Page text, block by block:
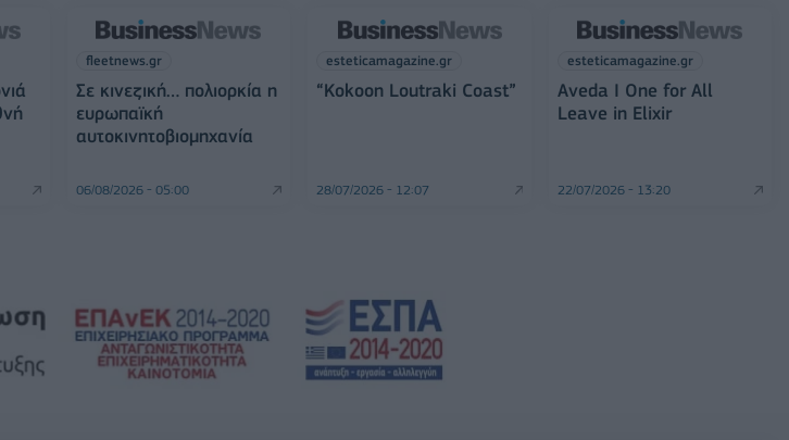
fleetnews.gr
Σε κινεζική… πολιορκία η
ευρωπαϊκή
αυτοκινητοβιομηχανία
06/08/2026 - 05:00
esteticamagazine.gr
“Kokoon Loutraki Coast”
28/07/2026 - 12:07
esteticamagazine.gr
Aveda I One for All
Leave in Elixir
22/07/2026 - 13:20